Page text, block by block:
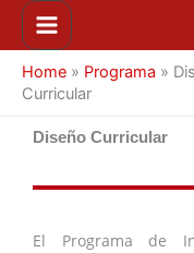
contenido
Main
Menu
Home » Programa »
Curricular
Diseño Curricular
El Programa de